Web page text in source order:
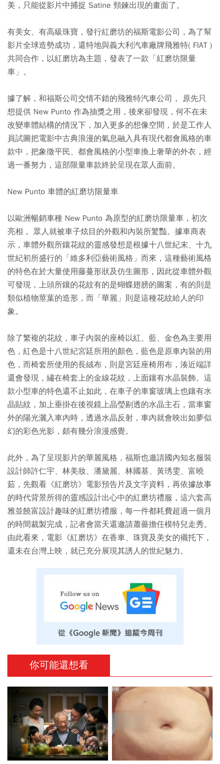
美，只能從影片中捕捉 Satine 頸鍊出現的畫面了。
有美女、有高級珠寶，發行紅磨坊的福斯電影公司，為了幫
影片全球造勢成功，還特地與義大利汽車廠牌飛雅特( FIAT )
共同合作，以紅磨坊為主題，發表了一款「紅磨坊限量
車」。
據了解，和福斯公司交情不錯的飛雅特汽車公司， 原先只
想提供 New Punto 作為抽獎之用，後來卻發現，何不在未
改變車體結構的情況下，加入更多的想像空間，於是工作人
員試圖把電影中古典浪漫的氣息融入具有現代都會風格的車
款中，把象徵平民、都會風格的小型車換上奢華的外衣，經
過一番努力，這部限量車款終於呈現在眾人面前。
New Punto 車體的紅磨坊限量車
以歐洲暢銷車種 New Punto 為原型的紅磨坊限量車，初次
亮相， 眾人就被車子炫目的外觀和內裝所驚豔。據車商表
示，車體外觀所鑲花紋的靈感發想是根據十八世紀末、十九
世紀初所盛行的「維多利亞藝術風格」而來，這種藝術風格
的特色在於大量使用藤蔓形狀及仿生圖形，因此從車體外觀
可發現，上頭所鑲的花紋有的是蝴蝶翅膀的圖案，有的則是
類似植物莖葉的造形，而「華麗」則是這種花紋給人的印
象。
除了繁複的花紋，車子內裝的座椅以紅、藍、金色為主要用
色，紅色是十八世紀宮廷所用的顏色，藍色是原車內裝的用
色，而椅套所使用的長絨布，則是宮廷座椅用布，湊近端詳
還會發現，繡在椅套上的金線花紋，上面鑲有水晶裝飾。這
款小型車的特色還不止如此，在車子的車窗玻璃上也鑲有水
晶貼紋，加上垂掛在後視鏡上晶瑩剔透的水晶主石，當車窗
外的陽光灑入車內時，透過水晶反射，車內就會映出如夢似
幻的彩色光影，頗有幾分浪漫感覺。
此外，為了呈現影片的華麗風格，福斯也邀請國內知名服裝
設計師許仁宇、林美妝、潘黛麗、林國基、黃琇雯、富曉
茹，先觀看《紅磨坊》電影預告片及文字資料，再依據故事
的時代背景所得的靈感設計出心中的紅磨坊禮服，這六套高
雅並饒富設計趣味的紅磨坊禮服，每一件都耗費超過一個月
的時間裁製完成，記者會當天還邀請蕭薔擔任模特兒走秀。
由此看來，電影《紅磨坊》在香車、珠寶及美女的襯托下，
還未在台灣上映，就已充分展現其誘人的世紀魅力。
你可能還想看
PR